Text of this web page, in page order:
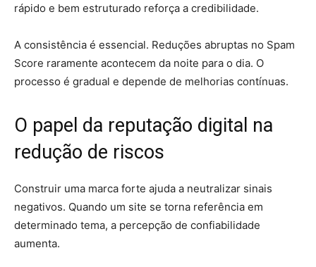
rápido e bem estruturado reforça a credibilidade.
A consistência é essencial. Reduções abruptas no Spam
Score raramente acontecem da noite para o dia. O
processo é gradual e depende de melhorias contínuas.
O papel da reputação digital na
redução de riscos
Construir uma marca forte ajuda a neutralizar sinais
negativos. Quando um site se torna referência em
determinado tema, a percepção de confiabilidade
aumenta.